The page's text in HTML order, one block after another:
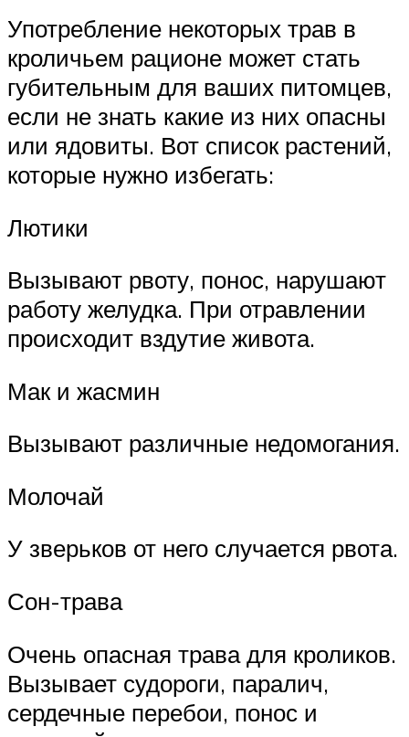
Употребление некоторых трав в
кроличьем рационе может стать
губительным для ваших питомцев,
если не знать какие из них опасны
или ядовиты. Вот список растений,
которые нужно избегать:
Лютики
Вызывают рвоту, понос, нарушают
работу желудка. При отравлении
происходит вздутие живота.
Мак и жасмин
Вызывают различные недомогания.
Молочай
У зверьков от него случается рвота.
Сон-трава
Очень опасная трава для кроликов.
Вызывает судороги, паралич,
сердечные перебои, понос и